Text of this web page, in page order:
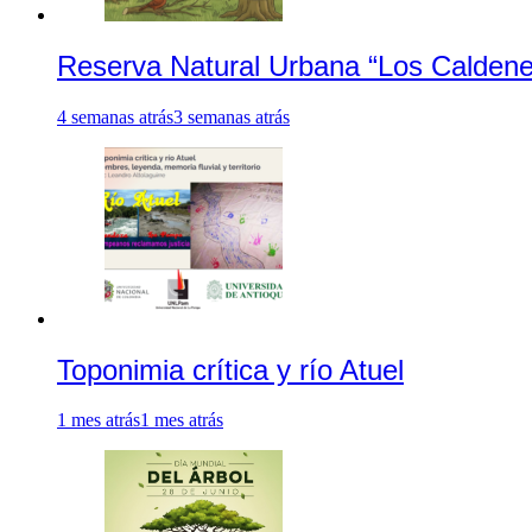
Reserva Natural Urbana “Los
4 semanas atrás3 semanas atrás
Toponimia crítica y río Atuel
1 mes atrás1 mes atrás